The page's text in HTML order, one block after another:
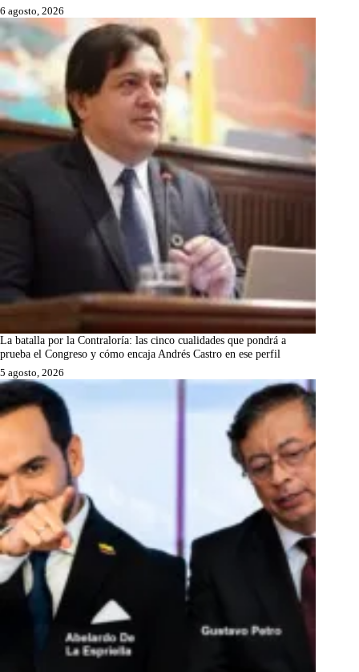
6 agosto, 2026
La batalla por la Contraloría: las cinco cualidades que pondrá a
prueba el Congreso y cómo encaja Andrés Castro en ese perfil
5 agosto, 2026